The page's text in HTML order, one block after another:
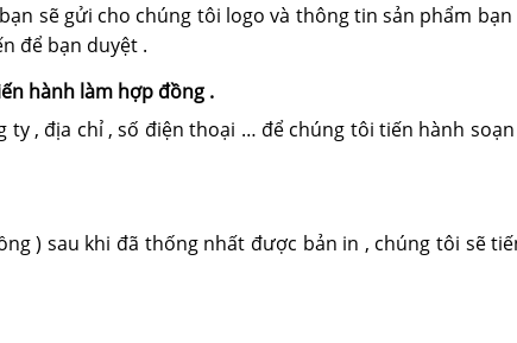
sẽ gửi cho chúng tôi logo và thông tin sản phẩm
để bạn duyệt .
hành làm hợp đồng .
, địa chỉ , số điện thoại … để chúng tôi tiến hành
) sau khi đã thống nhất được bản in , chúng tôi sẽ